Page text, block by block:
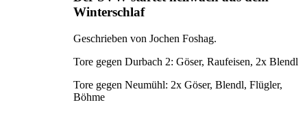
Winterschlaf
Geschrieben von Jochen Foshag.
Tore gegen Durbach 2: Göser, Raufeisen, 2x Blendl
Tore gegen Neumühl: 2x Göser, Blendl, Flügler,
Böhme